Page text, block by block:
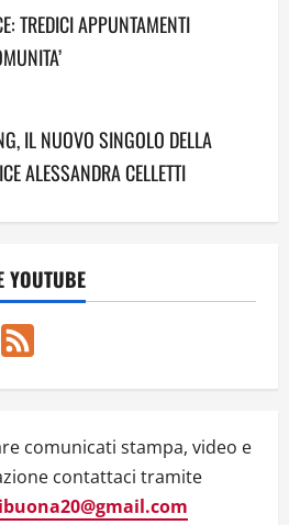
TREDICI APPUNTAMENTI
IL NUOVO SINGOLO DELLA
ALESSANDRA CELLETTI
YOUTUBE
YouTube
comunicati stampa, video e
contattaci tramite